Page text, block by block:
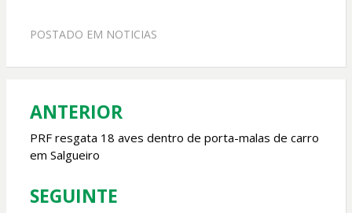
e
o
k
A
p
POSTADO EM NOTICIAS
Navegação
de
Post
ANTERIOR
PRF resgata 18 aves dentro de porta-malas de carro
em Salgueiro
SEGUINTE